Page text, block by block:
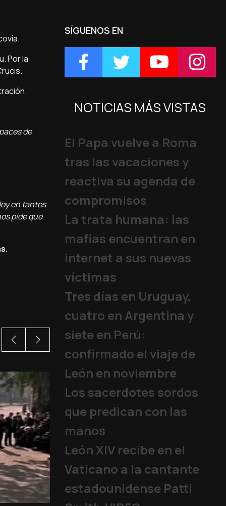
Por la
de
en tantos
pide que
SÍGUENOS EN
NOTICIAS MÁS VISTAS
El Papa vuelve a Roma
tras las vacaciones y
reactiva su agenda de
compromisos
La trata humana: las
mafias encuentran en
internet a sus nuevas
víctimas
Tres días en Uruguay,
cuatro en Argentina y
siete en Perú:
confirmado el viaje de
León en noviembre
Los sacerdotes sordos
que predican con las
manos
León XIV recibe en el
Vaticano a la cantante
estadounidense Patti